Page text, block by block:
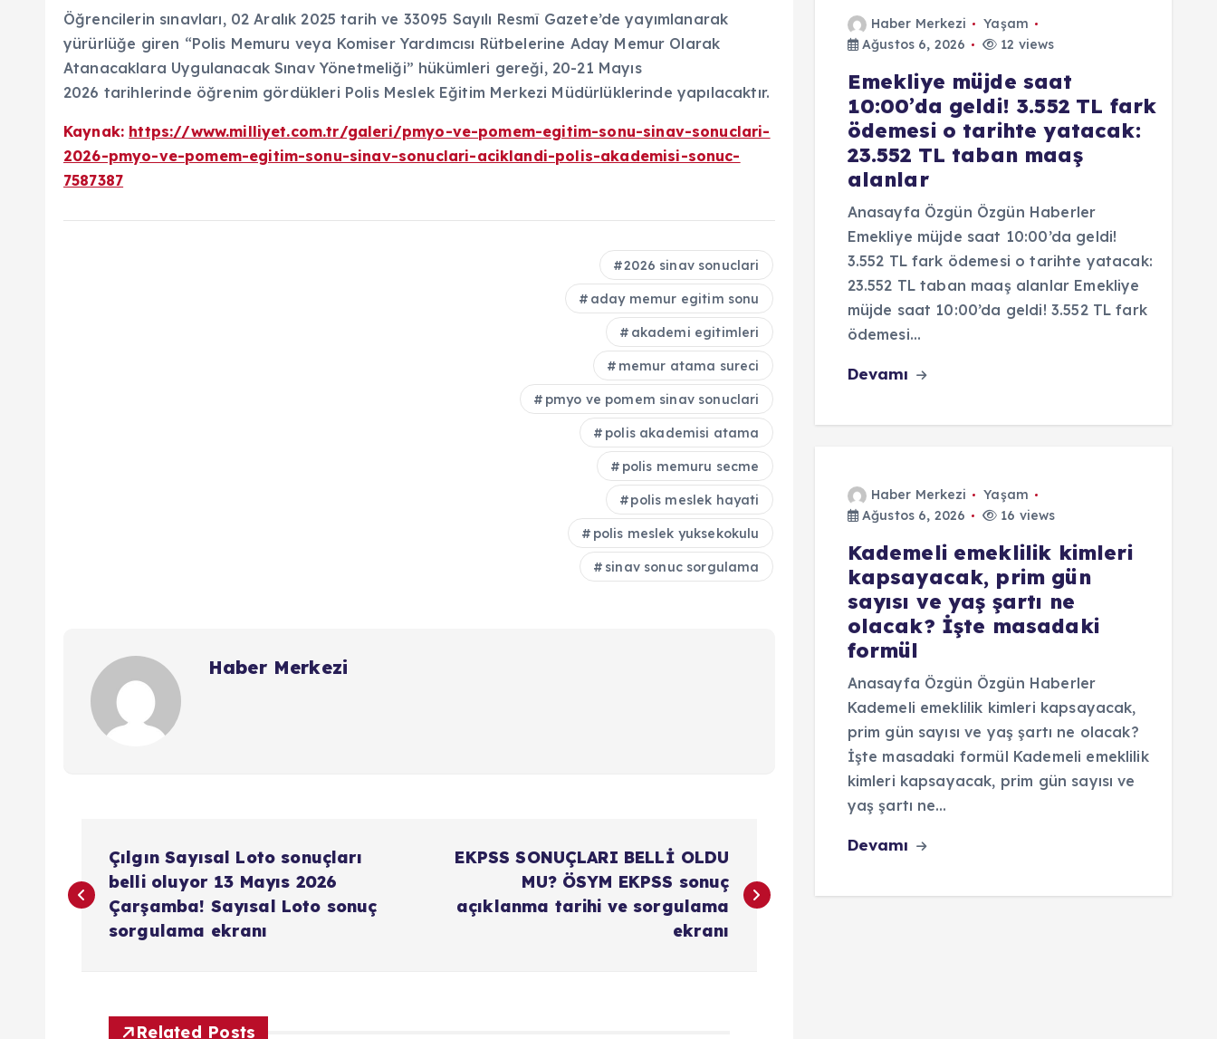
Öğrencilerin sınavları, 02 Aralık 2025 tarih ve 33095 Sayılı Resmî Gazete’de yayımlanarak
yürürlüğe giren “Polis Memuru veya Komiser Yardımcısı Rütbelerine Aday Memur Olarak
Atanacaklara Uygulanacak Sınav Yönetmeliği” hükümleri gereği, 20-21 Mayıs
2026 tarihlerinde öğrenim gördükleri Polis Meslek Eğitim Merkezi Müdürlüklerinde yapılacaktır.
Kaynak: https://www.milliyet.com.tr/galeri/pmyo-ve-pomem-egitim-sonu-sinav-sonuclari-
2026-pmyo-ve-pomem-egitim-sonu-sinav-sonuclari-aciklandi-polis-akademisi-sonuc-
7587387
2026 sinav sonuclari
aday memur egitim sonu
akademi egitimleri
memur atama sureci
pmyo ve pomem sinav sonuclari
polis akademisi atama
polis memuru secme
polis meslek hayati
polis meslek yuksekokulu
sinav sonuc sorgulama
Haber Merkezi
a
Çılgın Sayısal Loto sonuçları
belli oluyor 13 Mayıs 2026
Çarşamba! Sayısal Loto sonuç
sorgulama ekranı
EKPSS SONUÇLARI BELLİ OLDU
MU? ÖSYM EKPSS sonuç
açıklanma tarihi ve sorgulama
ekranı
Related Posts
Haber Merkezi
Yaşam
Ağustos 6, 2026
12 views
Emekliye müjde saat
10:00’da geldi! 3.552 TL fark
ödemesi o tarihte yatacak:
23.552 TL taban maaş
alanlar
Anasayfa Özgün Özgün Haberler
Emekliye müjde saat 10:00’da geldi!
3.552 TL fark ödemesi o tarihte yatacak:
23.552 TL taban maaş alanlar Emekliye
müjde saat 10:00’da geldi! 3.552 TL fark
ödemesi…
Devamı
Haber Merkezi
Yaşam
Ağustos 6, 2026
16 views
Kademeli emeklilik kimleri
kapsayacak, prim gün
sayısı ve yaş şartı ne
olacak? İşte masadaki
formül
Anasayfa Özgün Özgün Haberler
Kademeli emeklilik kimleri kapsayacak,
prim gün sayısı ve yaş şartı ne olacak?
İşte masadaki formül Kademeli emeklilik
kimleri kapsayacak, prim gün sayısı ve
yaş şartı ne…
Devamı